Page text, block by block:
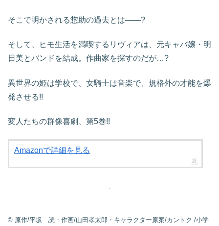
そこで明かされる惣助の過去とは――?
そして、ヒモ生活を満喫するリヴィアは、元キャバ嬢・明
日美とバンドを結成。作曲家を探すのだが…?
異世界の姫は学校で、女騎士は音楽で、規格外の才能を爆
発させる!!
変人たちの群像喜劇、第5巻!!
Amazonで詳細を見る
© 原作/平坂 読・作画/山田孝太郎・キャラクター原案/カントク /小学